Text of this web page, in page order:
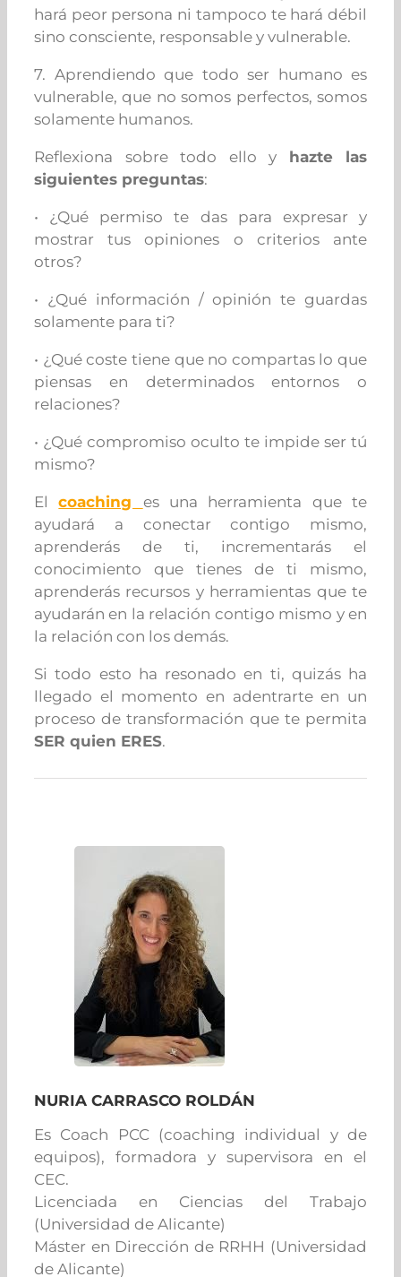
hará peor persona ni tampoco te hará débil
sino consciente, responsable y vulnerable.
7. Aprendiendo que todo ser humano es
vulnerable, que no somos perfectos, somos
solamente humanos.
Reflexiona sobre todo ello y hazte las
siguientes preguntas:
• ¿Qué permiso te das para expresar y
mostrar tus opiniones o criterios ante
otros?
• ¿Qué información / opinión te guardas
solamente para ti?
• ¿Qué coste tiene que no compartas lo que
piensas en determinados entornos o
relaciones?
• ¿Qué compromiso oculto te impide ser tú
mismo?
Elcoaching es una herramienta que te
ayudará a conectar contigo mismo,
aprenderás de ti, incrementarás el
conocimiento que tienes de ti mismo,
aprenderás recursos y herramientas que te
ayudarán en la relación contigo mismo y en
la relación con los demás.
Si todo esto ha resonado en ti, quizás ha
llegado el momento en adentrarte en un
proceso de transformación que te permita
SER quien ERES.
NURIA CARRASCO ROLDÁN
Es Coach PCC (coaching individual y de
equipos), formadora y supervisora en el
CEC.
Licenciada en Ciencias del Trabajo
(Universidad de Alicante)
Máster en Dirección de RRHH (Universidad
de Alicante)